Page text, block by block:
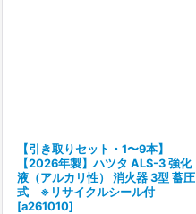
【引き取りセット・1〜9本】
【2026年製】ハツタ ALS-3 強化
液（アルカリ性） 消火器 3型 蓄圧
式 ※リサイクルシール付
[a261010]